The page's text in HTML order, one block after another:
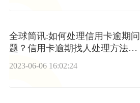
全球简讯:如何处理信用卡逾期问
题？信用卡逾期找人处理方法是
2023-06-06 16:02:24